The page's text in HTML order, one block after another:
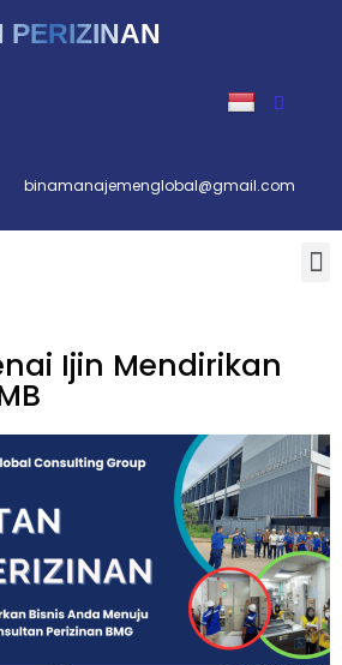
PERIZINAN
binamanajemenglobal@gmail.com
Ijin Mendirikan